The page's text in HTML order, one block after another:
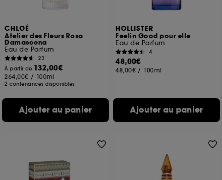
CHLOÉ
Atelier des Fleurs Rosa
Damascena
Eau de Parfum
23
À partir de 132,00€
264,00€ / 100ml
2 contenances disponibles
Ajouter au panier
HOLLISTER
Feelin Good pour elle
Eau de Parfum
4
48,00€
48,00€ / 100ml
Ajouter au panier